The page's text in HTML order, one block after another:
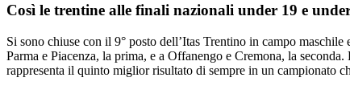
Così le trentine alle finali nazionali under 19 e
Si sono chiuse con il 9° posto dell’Itas Trentino in campo
Parma e Piacenza, la prima, e a Offanengo e Cremona, la
rappresenta il quinto miglior risultato di sempre in un campionato